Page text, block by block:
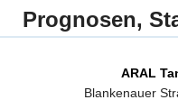
Prognosen,
ARAL
Blankenauer